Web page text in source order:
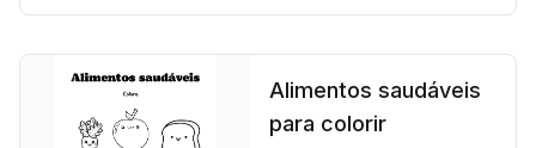
Alimentos saudáveis
para colorir